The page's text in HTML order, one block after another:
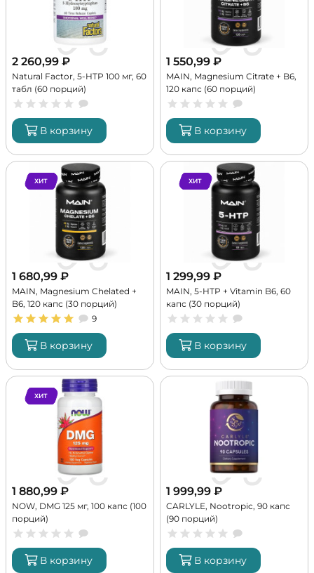
2 260,99 ₽
Natural Factor, 5-HTP 100 мг, 60
табл (60 порций)
В корзину
1 550,99 ₽
MAIN, Magnesium Citrate + B6,
120 капс (60 порций)
В корзину
ХИТ
1 680,99 ₽
MAIN, Magnesium Chelated +
B6, 120 капс (30 порций)
9
В корзину
ХИТ
1 299,99 ₽
MAIN, 5-HTP + Vitamin B6, 60
капс (30 порций)
В корзину
ХИТ
1 880,99 ₽
NOW, DMG 125 мг, 100 капс (100
порций)
В корзину
1 999,99 ₽
CARLYLE, Nootropic, 90 капс
(90 порций)
В корзину